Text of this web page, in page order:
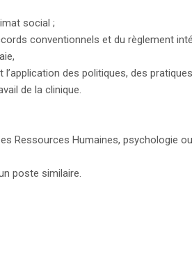
social ;
conventionnels et du règlement
des politiques, des
de la clinique.
Ressources Humaines, psychologie
poste similaire.